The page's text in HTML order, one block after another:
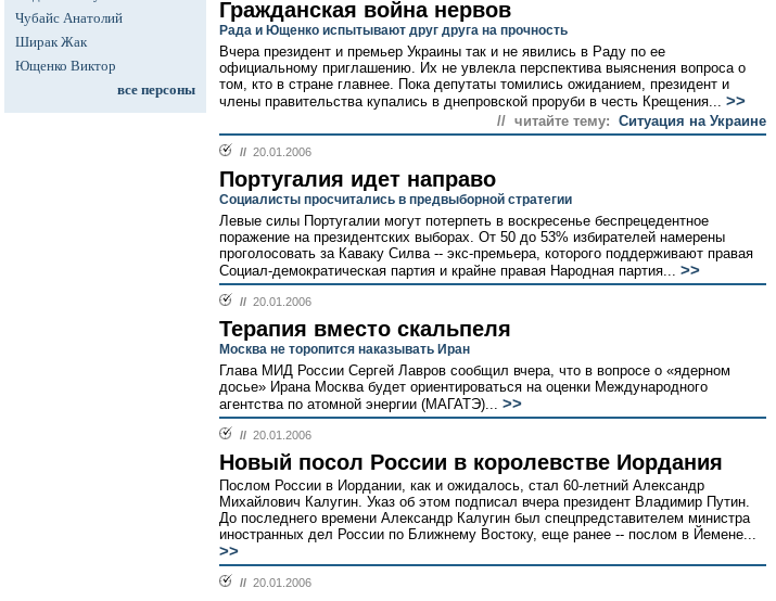
Чубайс Анатолий
Ширак Жак
Ющенко Виктор
все персоны
Гражданская война нервов
Рада и Ющенко испытывают друг друга на прочность
Вчера президент и премьер Украины так и не явились в Раду по ее
официальному приглашению. Их не увлекла перспектива выяснения вопроса о
том, кто в стране главнее. Пока депутаты томились ожиданием, президент и
члены правительства купались в днепровской проруби в честь Крещения... >>
// читайте тему: Ситуация на Украине
// 20.01.2006
Португалия идет направо
Социалисты просчитались в предвыборной стратегии
Левые силы Португалии могут потерпеть в воскресенье беспрецедентное
поражение на президентских выборах. От 50 до 53% избирателей намерены
проголосовать за Каваку Силва -- экс-премьера, которого поддерживают правая
Социал-демократическая партия и крайне правая Народная партия... >>
// 20.01.2006
Терапия вместо скальпеля
Москва не торопится наказывать Иран
Глава МИД России Сергей Лавров сообщил вчера, что в вопросе о «ядерном
досье» Ирана Москва будет ориентироваться на оценки Международного
агентства по атомной энергии (МАГАТЭ)... >>
// 20.01.2006
Новый посол России в королевстве Иордания
Послом России в Иордании, как и ожидалось, стал 60-летний Александр
Михайлович Калугин. Указ об этом подписал вчера президент Владимир Путин.
До последнего времени Александр Калугин был спецпредставителем министра
иностранных дел России по Ближнему Востоку, еще ранее -- послом в Йемене...
>>
// 20.01.2006